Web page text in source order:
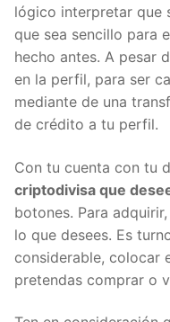
lógico interpretar que
para que sea sencillo
haya hecho antes. A
requiere dinero en la
operar ya puede ser
o asociando una
Con tu cuenta con tu
criptodivisa que
botones. Para
de lo que desees. Es
muy considerable,
pretendas comprar o